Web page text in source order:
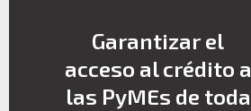
Garantizar el
acceso al crédito a
las PyMEs de toda